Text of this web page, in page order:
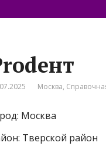
Москва,
Москва
Тверской район